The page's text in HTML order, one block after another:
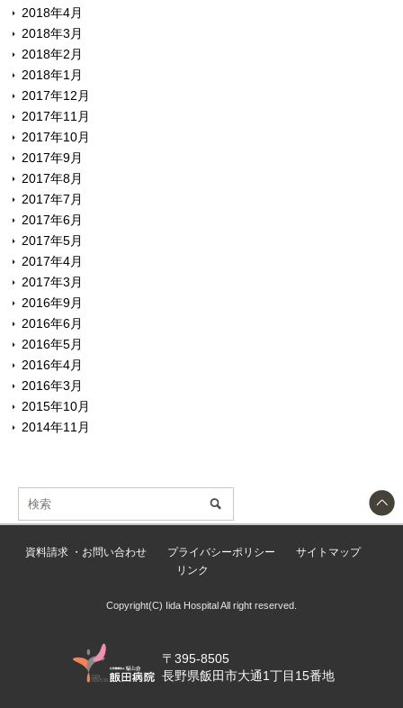
2018年4月
2018年3月
2018年2月
2018年1月
2017年12月
2017年11月
2017年10月
2017年9月
2017年8月
2017年7月
2017年6月
2017年5月
2017年4月
2017年3月
2016年9月
2016年6月
2016年5月
2016年4月
2016年3月
2015年10月
2014年11月
資料請求 ・お問い合わせ プライバシーポリシー
サイトマップ
リンク
Copyright(C) Iida Hospital All right reserved.
〒395-8505
長野県飯田市大通1丁目15番地